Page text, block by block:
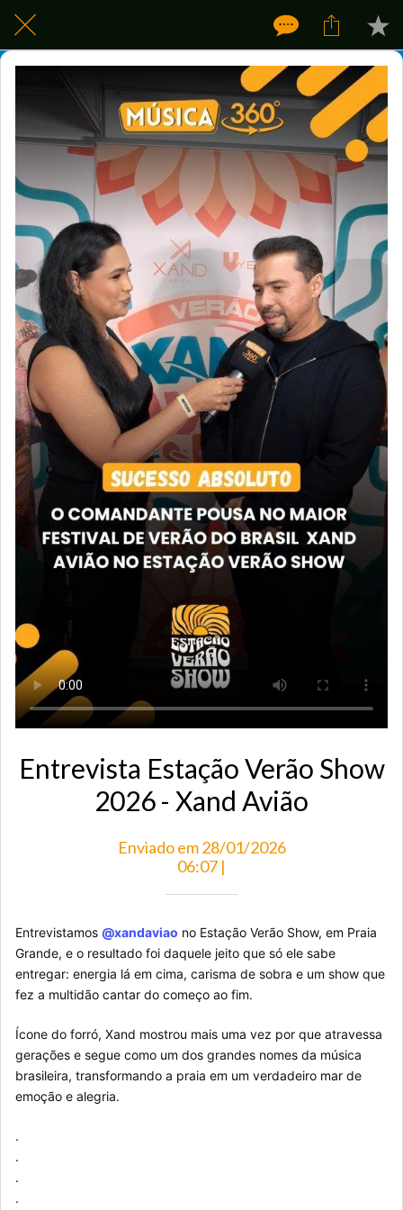
Entrevista Estação Verão Show
2026 - Xand Avião
Enviado em 28/01/2026
06:07 |
Entrevistamos @xandaviao no Estação Verão Show, em Praia
Grande, e o resultado foi daquele jeito que só ele sabe
entregar: energia lá em cima, carisma de sobra e um show que
fez a multidão cantar do começo ao fim.
Ícone do forró, Xand mostrou mais uma vez por que atravessa
gerações e segue como um dos grandes nomes da música
brasileira, transformando a praia em um verdadeiro mar de
emoção e alegria.
.
.
.
.